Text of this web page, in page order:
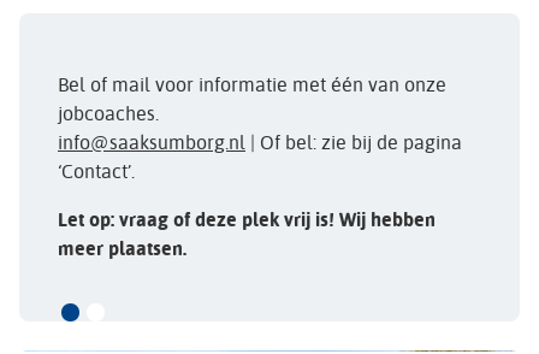
Bel of mail voor informatie met één van onze
jobcoaches.
info@saaksumborg.nl | Of bel: zie bij de pagina
‘Contact’.
Let op: vraag of deze plek vrij is! Wij hebben
meer plaatsen.